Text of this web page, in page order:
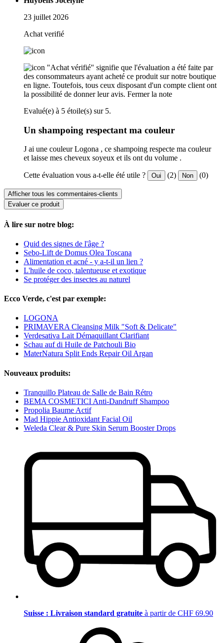
23 juillet 2026
Achat verifié
"Achat vérifié" signifie que l'évaluation a été faite par
des consommateurs ayant acheté ce produit sur notre boutique
en ligne. Toutefois, tous ceux disposant d'un compte client ont
la possibilité de donner leur avis. Fermer la note
Evalué(e) à 5 étoile(s) sur 5.
Un shampoing respectant ma couleur
J ai une couleur Logona , ce shampoing respecte ma couleur
et laisse mes cheveux soyeux et ils ont du volume .
Cette évaluation vous a-t-elle été utile ? Oui (2) Non (0)
Afficher tous les commentaires-clients
Evaluer ce produit
À lire sur notre blog:
Quid des signes de l'âge ?
Sebo-Lift de Domus Olea Toscana
Alimentation et acné - y a-t-il un lien ?
L'huile de coco, talentueuse et exotique
Se protéger des insectes au naturel
Ecco Verde, c'est par exemple:
LOGONA
PRIMAVERA Cleansing Milk "Soft & Delicate"
Verdesativa Lait Démaquillant Clarifiant
Schau auf di Huile de Patchouli Bio
MaterNatura Split Ends Repair Oil Argan
Nouveaux produits:
Tranquillo Plateau de Salle de Bain Rétro
BEMA COSMETICI Anti-Dandruff Shampoo
Propolia Baume Actif
Mad Hippie Antioxidant Facial Oil
Weleda Clear & Pure Skin Serum Booster Drops
Suisse : Livraison standard gratuite à partir de CHF 69.90